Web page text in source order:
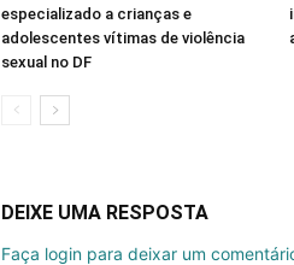
especializado a crianças e
adolescentes vítimas de violência
sexual no DF
DEIXE UMA RESPOSTA
Faça login para deixar um